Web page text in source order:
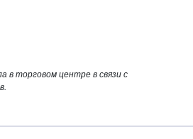
торговом центре в связи с